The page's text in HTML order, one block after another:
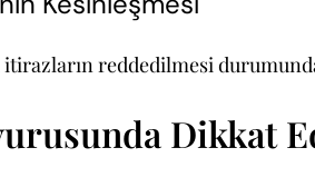
itirazların reddedilmesi
Dikkat